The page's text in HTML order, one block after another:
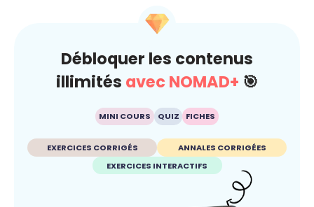
Débloquer les contenus
illimités avec NOMAD+ 🎯
MINI COURS QUIZ FICHES
EXERCICES CORRIGÉS
ANNALES CORRIGÉES
EXERCICES INTERACTIFS